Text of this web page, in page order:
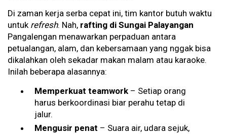
Di zaman kerja serba cepat ini, tim kantor butuh waktu
untuk refresh. Nah, rafting di Sungai Palayangan
Pangalengan menawarkan perpaduan antara
petualangan, alam, dan kebersamaan yang nggak bisa
dikalahkan oleh sekadar makan malam atau karaoke.
Inilah beberapa alasannya:
Memperkuat teamwork– Setiap orang
harus berkoordinasi biar perahu tetap di
jalur.
Mengusir penat – Suara air, udara sejuk,